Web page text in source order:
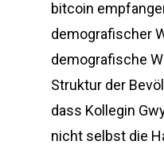
bitcoin
demografischer
demografische
Struktur der
dass Kollegin
nicht selbst die